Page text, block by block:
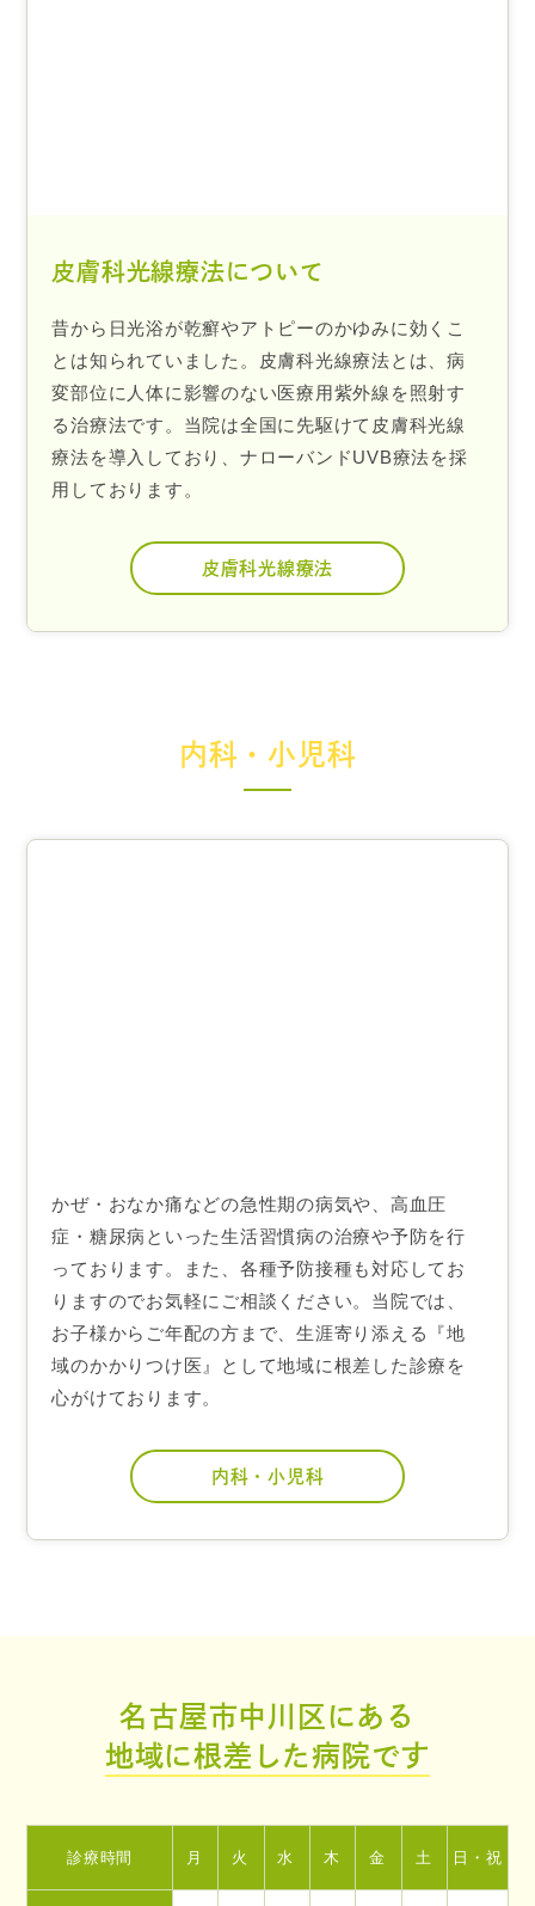
皮膚科光線療法について
昔から日光浴が乾癬やアトピーのかゆみに効くこ
とは知られていました。皮膚科光線療法とは、病
変部位に人体に影響のない医療用紫外線を照射す
る治療法です。当院は全国に先駆けて皮膚科光線
療法を導入しており、ナローバンドUVB療法を採
用しております。
皮膚科光線療法
内科・小児科
かぜ・おなか痛などの急性期の病気や、高血圧
症・糖尿病といった生活習慣病の治療や予防を行
っております。また、各種予防接種も対応してお
りますのでお気軽にご相談ください。当院では、
お子様からご年配の方まで、生涯寄り添える『地
域のかかりつけ医』として地域に根差した診療を
心がけております。
内科・小児科
名古屋市中川区にある
地域に根差した病院です
診療時間 月 火 水 木 金 土 日・祝